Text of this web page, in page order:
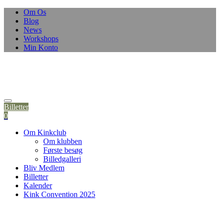
Om Os
Blog
News
Workshops
Min Konto
Billetter
0
Om Kinkclub
Om klubben
Første besøg
Billedgalleri
Bliv Medlem
Billetter
Kalender
Kink Convention 2025